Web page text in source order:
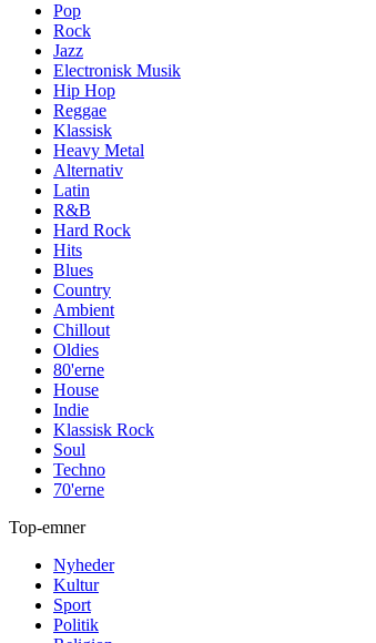
Pop
Rock
Jazz
Electronisk Musik
Hip Hop
Reggae
Klassisk
Heavy Metal
Alternativ
Latin
R&B
Hard Rock
Hits
Blues
Country
Ambient
Chillout
Oldies
80'erne
House
Indie
Klassisk Rock
Soul
Techno
70'erne
Top-emner
Nyheder
Kultur
Sport
Politik